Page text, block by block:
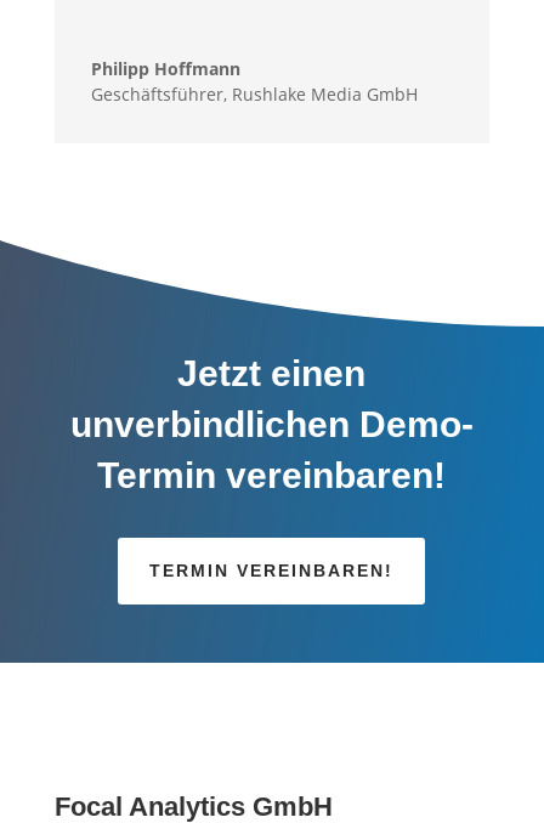
Philipp Hoffmann
Geschäftsführer, Rushlake Media GmbH
Jetzt einen
unverbindlichen Demo-
Termin vereinbaren!
TERMIN VEREINBAREN!
Focal Analytics GmbH